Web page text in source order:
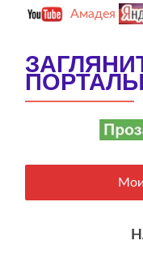
Амадея
ПОРТАЛЫ